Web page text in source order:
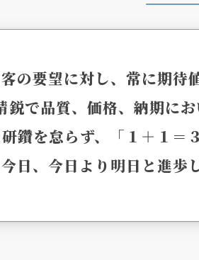
の要望に対し、常に期待
鋭で品質、価格、納期に
鑽を怠らず、「１＋１＝
日、今日より明日と進歩